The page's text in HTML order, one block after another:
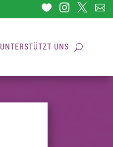




UNTERSTÜTZT UNS